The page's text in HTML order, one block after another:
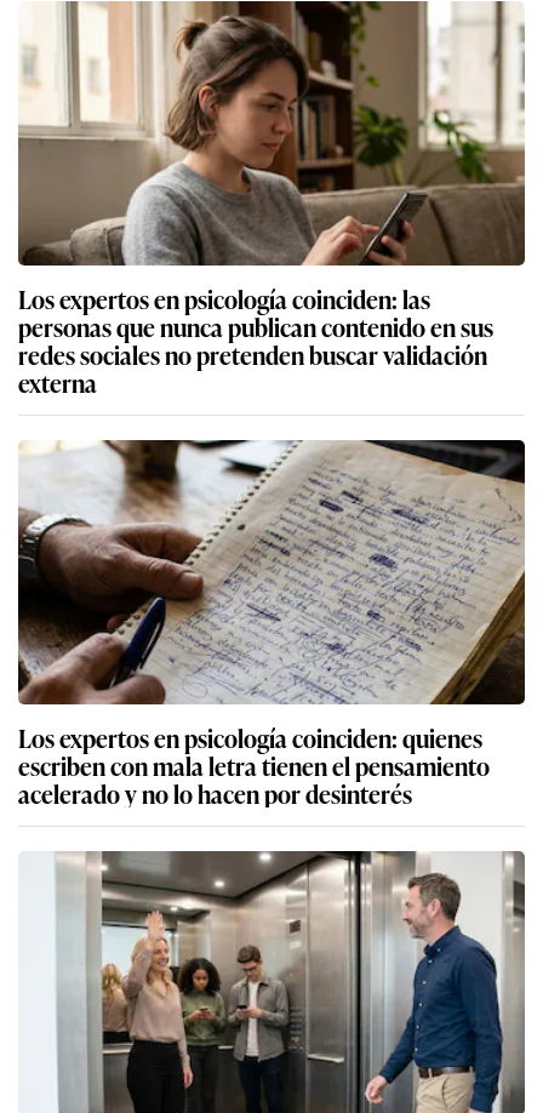
Los expertos en psicología coinciden: las
personas que nunca publican contenido en sus
redes sociales no pretenden buscar validación
externa
Los expertos en psicología coinciden: quienes
escriben con mala letra tienen el pensamiento
acelerado y no lo hacen por desinterés